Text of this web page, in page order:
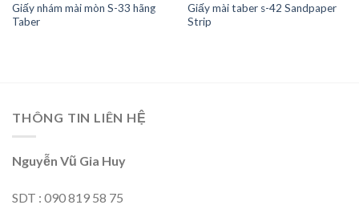
Add to
Giấy nhám mài mòn S-33 hãng
Taber
Add to
Giấy mài taber s-42 Sandpaper
Strip
THÔNG TIN LIÊN HỆ
Nguyễn Vũ Gia Huy
SDT : 090 819 58 75